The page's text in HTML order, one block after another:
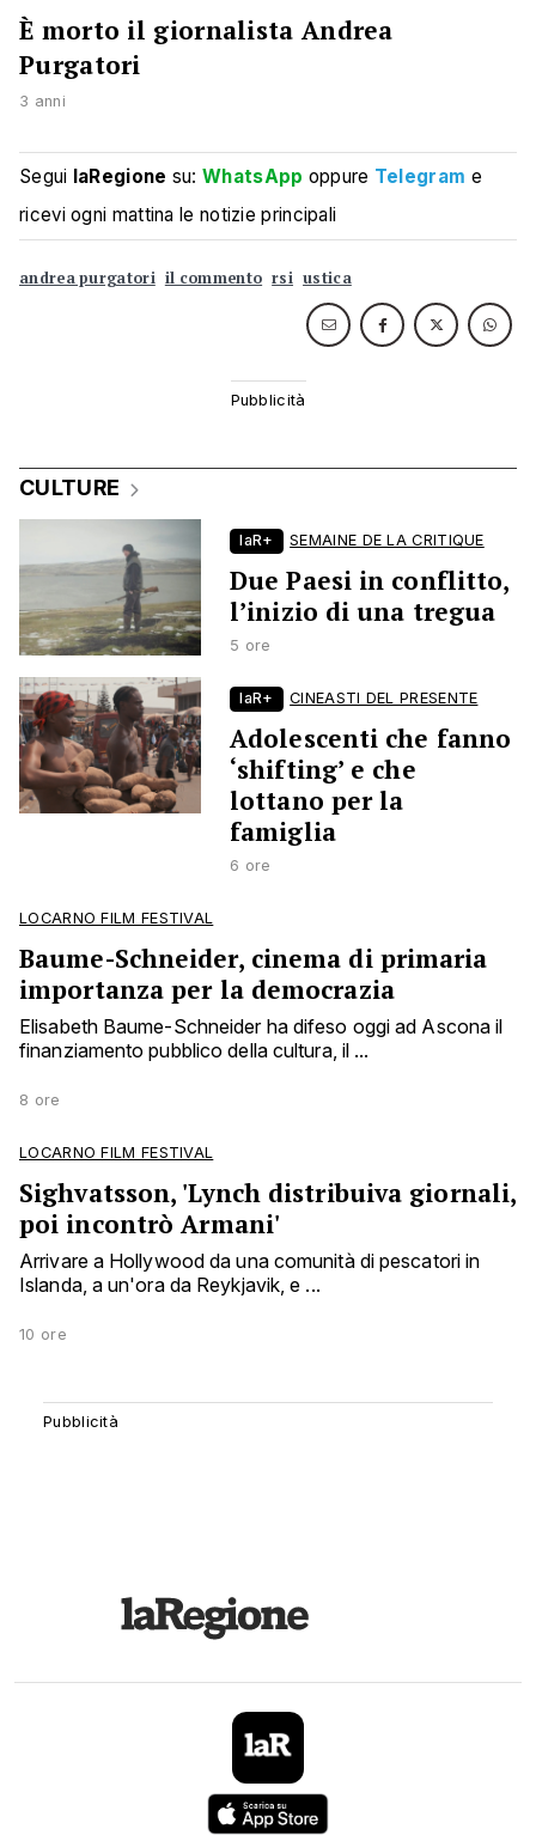
È morto il giornalista Andrea
Purgatori
3 anni
Segui laRegione su:WhatsApp oppure Telegram e
ricevi ogni mattina le notizie principali
andrea purgatori il commento rsi ustica
CULTURE
laR+ SEMAINE DE LA CRITIQUE
Due Paesi in conflitto,
l’inizio di una tregua
5 ore
laR+ CINEASTI DEL PRESENTE
Adolescenti che fanno
‘shifting’ e che
lottano per la
famiglia
6 ore
LOCARNO FILM FESTIVAL
Baume-Schneider, cinema di primaria
importanza per la democrazia
Elisabeth Baume-Schneider ha difeso oggi ad Ascona il
finanziamento pubblico della cultura, il ...
8 ore
LOCARNO FILM FESTIVAL
Sighvatsson, 'Lynch distribuiva giornali,
poi incontrò Armani'
Arrivare a Hollywood da una comunità di pescatori in
Islanda, a un'ora da Reykjavik, e ...
10 ore